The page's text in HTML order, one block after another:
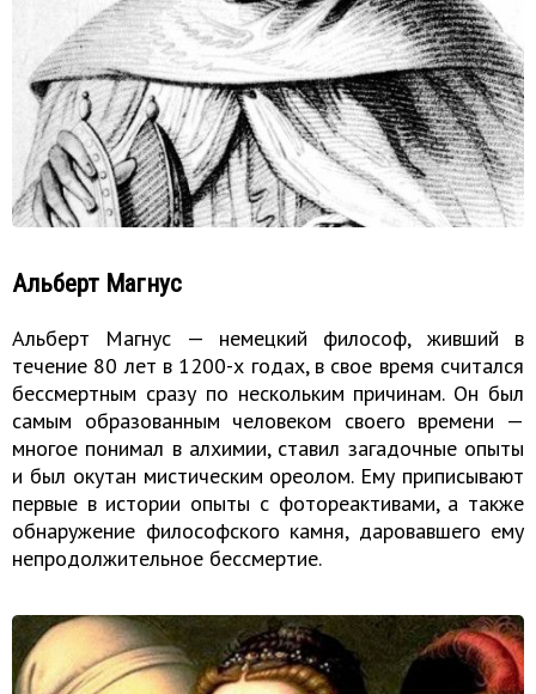
Альберт Магнус
Альберт Магнус — немецкий философ, живший в
течение 80 лет в 1200-х годах, в свое время считался
бессмертным сразу по нескольким причинам. Он был
самым образованным человеком своего времени —
многое понимал в алхимии, ставил загадочные опыты
и был окутан мистическим ореолом. Ему приписывают
первые в истории опыты с фотореактивами, а также
обнаружение философского камня, даровавшего ему
непродолжительное бессмертие.